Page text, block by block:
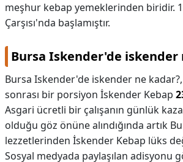
meşhur kebap yemeklerinden biridir.
Çarşısı'nda başlamıştır.
Bursa Iskender'de iskender
Bursa Iskender'de iskender ne kadar?,
sonrası bir porsiyon İskender Kebap
Asgari ücretli bir çalışanın günlük
olduğu göz önüne alındığında artık
lezzetlerinden İskender Kebap lüks
Sosyal medyada paylaşılan adisyonu